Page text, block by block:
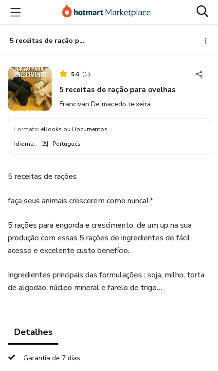
para
conteúdo
principal
para
pagamento
para
rodapé
5 receitas de ração para ovelhas
5.0 (1)
5 receitas de ração para ovelhas
Francivan De macedo teixeira
Formato: eBooks ou Documentos
Idioma: Português
5 receitas de rações
faça seus animais crescerem como nunca!.*
5 rações para engorda e crescimento, de um up na sua
produção com essas 5 rações de ingredientes de fácil
acesso e excelente custo benefício.
Ingredientes principais das formulações : soja, milho, torta
de algodão, núcleo mineral e farelo de trigo…
Detalhes
Garantia de 7 dias